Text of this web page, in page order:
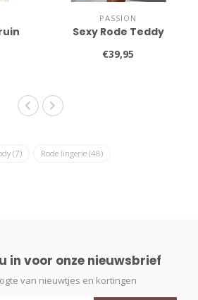
PASSION
Sexy Rode Teddy
€39,95
(7) Rode lingerie (48)
in voor onze nieuwsbrief
van nieuwtjes en kortingen